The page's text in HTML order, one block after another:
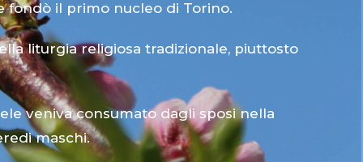
fondò il primo nucleo di Torino.
liturgia religiosa tradizionale, piuttosto
veniva consumato dagli sposi nella
maschi.